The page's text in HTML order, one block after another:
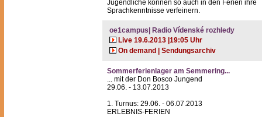
Jugendliche können so auch in den Ferien ihre
Sprachkenntnisse verfeinern.
oe1campus| Radio Vídenské rozhledy
Live 19.6.2013 |19:05 Uhr
On demand | Sendungsarchiv
Sommerferienlager am Semmering...
... mit der Don Bosco Jungend
29.06. - 13.07.2013
1. Turnus: 29.06. - 06.07.2013
ERLEBNIS-FERIEN